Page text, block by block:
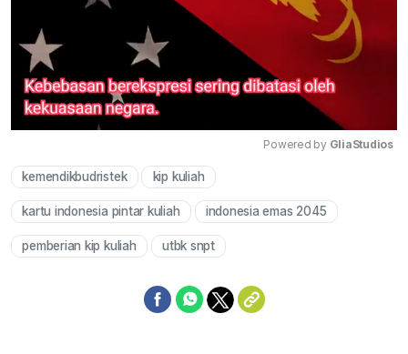
Powered by GliaStudios
kemendikbudristek kip kuliah
kartu indonesia pintar kuliah indonesia emas 2045
pemberian kip kuliah utbk snpt